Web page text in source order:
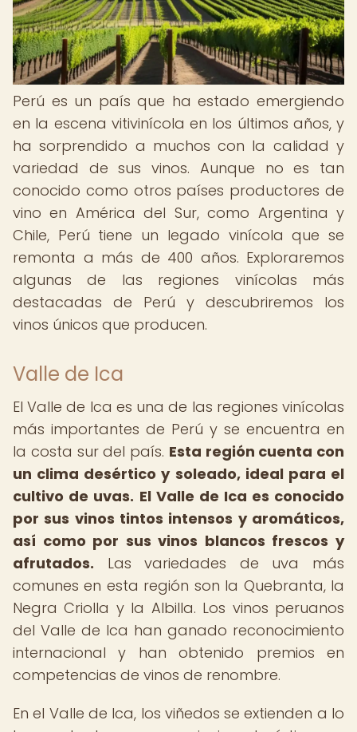
Perú es un país que ha estado emergiendo
en la escena vitivinícola en los últimos años, y
ha sorprendido a muchos con la calidad y
variedad de sus vinos. Aunque no es tan
conocido como otros países productores de
vino en América del Sur, como Argentina y
Chile, Perú tiene un legado vinícola que se
remonta a más de 400 años. Exploraremos
algunas de las regiones vinícolas más
destacadas de Perú y descubriremos los
vinos únicos que producen.
Valle de Ica
El Valle de Ica es una de las regiones vinícolas
más importantes de Perú y se encuentra en
la costa sur del país. Esta región cuenta con
un clima desértico y soleado, ideal para el
cultivo de uvas. El Valle de Ica es conocido
por sus vinos tintos intensos y aromáticos,
así como por sus vinos blancos frescos y
afrutados. Las variedades de uva más
comunes en esta región son la Quebranta, la
Negra Criolla y la Albilla. Los vinos peruanos
del Valle de Ica han ganado reconocimiento
internacional y han obtenido premios en
competencias de vinos de renombre.
En el Valle de Ica, los viñedos se extienden a lo